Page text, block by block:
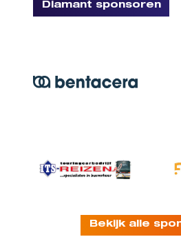
Diamant sponsoren
Bekijk alle